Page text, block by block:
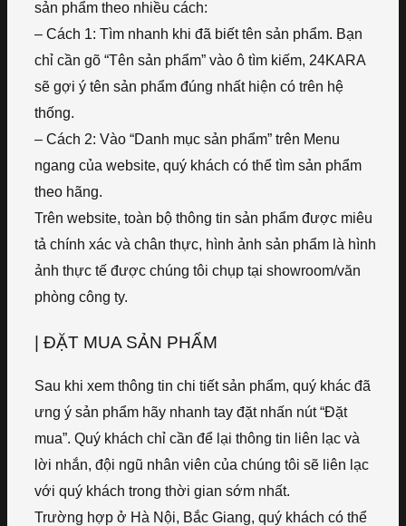
sản phẩm theo nhiều cách:
– Cách 1: Tìm nhanh khi đã biết tên sản phẩm. Bạn
chỉ cần gõ “Tên sản phẩm” vào ô tìm kiếm, 24KARA
sẽ gợi ý tên sản phẩm đúng nhất hiện có trên hệ
thống.
– Cách 2: Vào “Danh mục sản phẩm” trên Menu
ngang của website, quý khách có thể tìm sản phẩm
theo hãng.
Trên website, toàn bộ thông tin sản phẩm được miêu
tả chính xác và chân thực, hình ảnh sản phẩm là hình
ảnh thực tế được chúng tôi chụp tại showroom/văn
phòng công ty.
| ĐẶT MUA SẢN PHẨM
Sau khi xem thông tin chi tiết sản phẩm, quý khác đã
ưng ý sản phẩm hãy nhanh tay đặt nhấn nút “Đặt
mua”. Quý khách chỉ cần để lại thông tin liên lạc và
lời nhắn, đội ngũ nhân viên của chúng tôi sẽ liên lạc
với quý khách trong thời gian sớm nhất.
Trường hợp ở Hà Nội, Bắc Giang, quý khách có thể